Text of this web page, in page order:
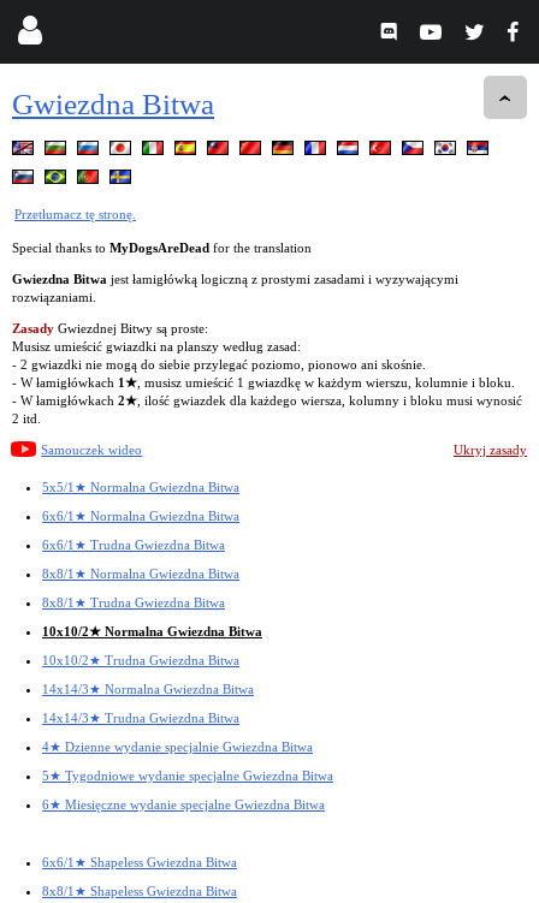
Gwiezdna Bitwa
Przetłumacz tę stronę.
Special thanks to MyDogsAreDead for the translation
Gwiezdna Bitwa jest łamigłówką logiczną z prostymi zasadami i wyzywającymi
rozwiązaniami.
Zasady Gwiezdnej Bitwy są proste:
Musisz umieścić gwiazdki na planszy według zasad:
- 2 gwiazdki nie mogą do siebie przylegać poziomo, pionowo ani skośnie.
- W łamigłówkach 1★ , musisz umieścić 1 gwiazdkę w każdym wierszu, kolumnie i bloku.
- W łamigłówkach 2★ , ilość gwiazdek dla każdego wiersza, kolumny i bloku musi wynosić
2 itd.
Samouczek wideo Ukryj zasady
5x5/1★ Normalna Gwiezdna Bitwa
6x6/1★ Normalna Gwiezdna Bitwa
6x6/1★ Trudna Gwiezdna Bitwa
8x8/1★ Normalna Gwiezdna Bitwa
8x8/1★ Trudna Gwiezdna Bitwa
10x10/2★ Normalna Gwiezdna Bitwa
10x10/2★ Trudna Gwiezdna Bitwa
14x14/3★ Normalna Gwiezdna Bitwa
14x14/3★ Trudna Gwiezdna Bitwa
4★ Dzienne wydanie specjalnie Gwiezdna Bitwa
5★ Tygodniowe wydanie specjalne Gwiezdna Bitwa
6★ Miesięczne wydanie specjalne Gwiezdna Bitwa
6x6/1★ Shapeless Gwiezdna Bitwa
8x8/1★ Shapeless Gwiezdna Bitwa